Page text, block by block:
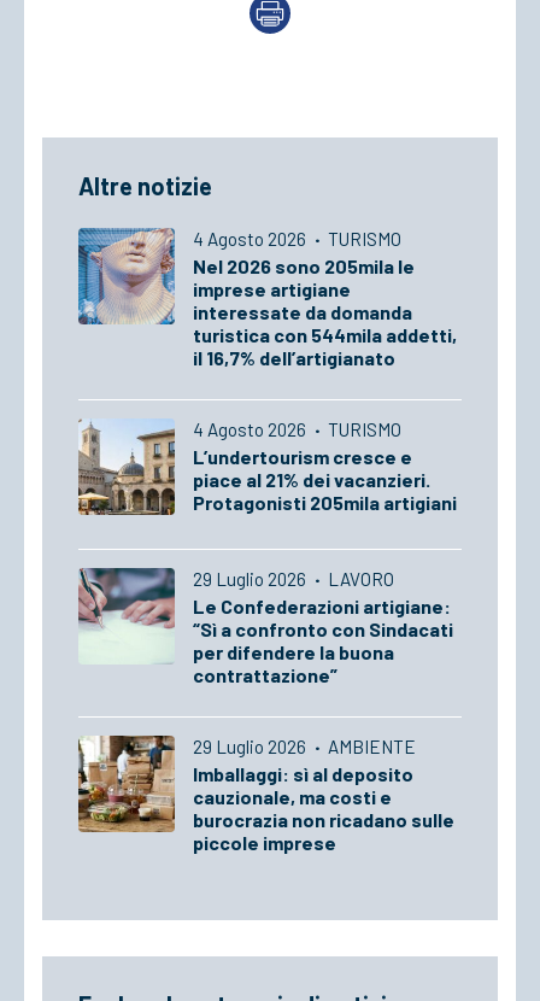
Altre notizie
4 Agosto 2026 · TURISMO
Nel 2026 sono 205mila le
imprese artigiane
interessate da domanda
turistica con 544mila addetti,
il 16,7% dell’artigianato
4 Agosto 2026 · TURISMO
L’undertourism cresce e
piace al 21% dei vacanzieri.
Protagonisti 205mila artigiani
29 Luglio 2026 · LAVORO
Le Confederazioni artigiane:
“Sì a confronto con Sindacati
per difendere la buona
contrattazione”
29 Luglio 2026 · AMBIENTE
Imballaggi: sì al deposito
cauzionale, ma costi e
burocrazia non ricadano sulle
piccole imprese